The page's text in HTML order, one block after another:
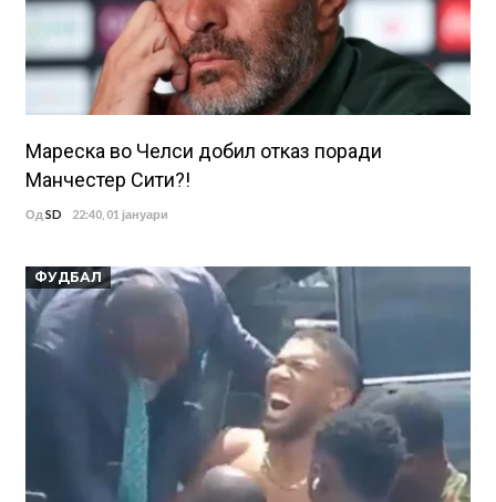
Мареска во Челси добил отказ поради
Манчестер Сити?!
Од SD 22:40, 01 јануари
ФУДБАЛ